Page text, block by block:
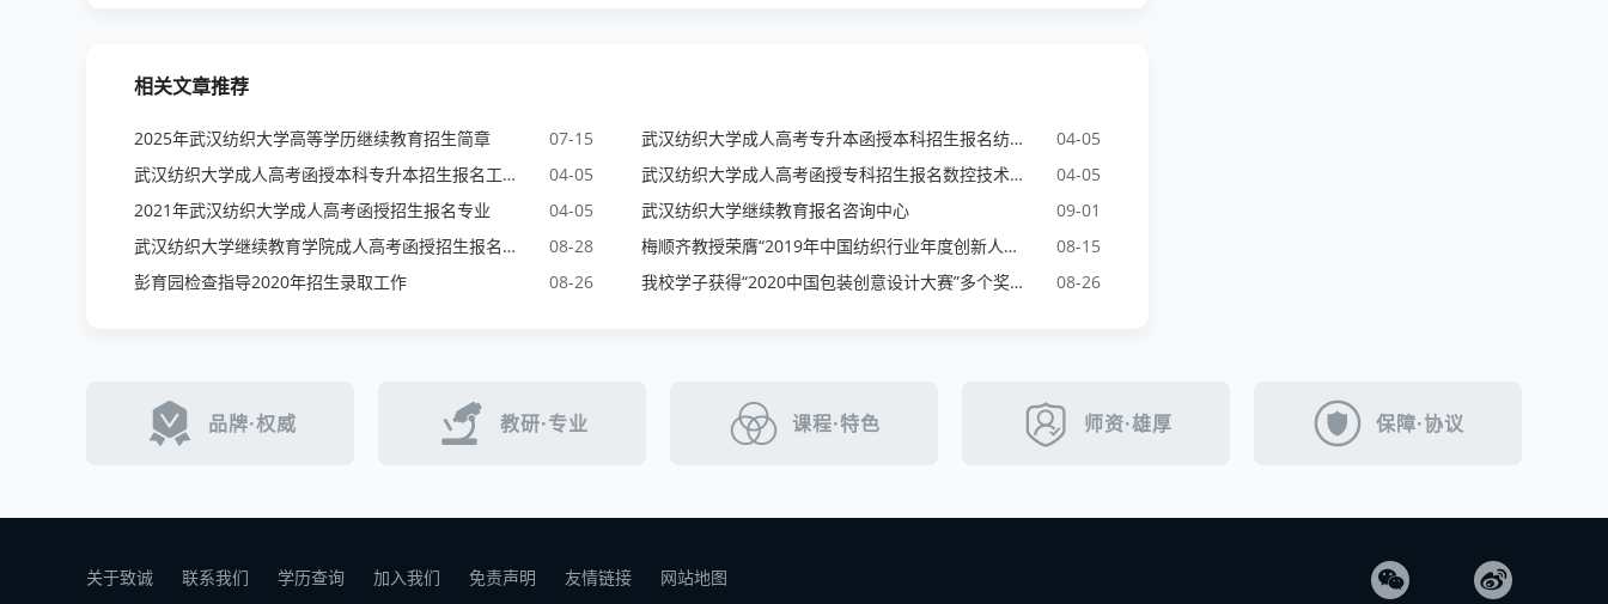
相关文章推荐
07-15
2025年武汉纺织大学高等学历继续教育招生简章 04-05
武汉纺织大学成人高考专升本函授本科招生报名纺织工程专业
04-05
武汉纺织大学成人高考函授本科专升本招生报名工程造价 04-05
武汉纺织大学成人高考函授专科招生报名数控技术专业
04-05
2021年武汉纺织大学成人高考函授招生报名专业 09-01
武汉纺织大学继续教育报名咨询中心
08-28
武汉纺织大学继续教育学院成人高考函授招生报名只需参加一次考试 08-15
梅顺齐教授荣膺“2019年中国纺织行业年度创新人物”称号
08-26
彭育园检查指导2020年招生录取工作 08-26
我校学子获得“2020中国包装创意设计大赛”多个奖项
品牌·权威 教研·专业 课程·特色 师资·雄厚 保障·协议
关于致诚 联系我们 学历查询 加入我们 免责声明 友情链接 网站地图